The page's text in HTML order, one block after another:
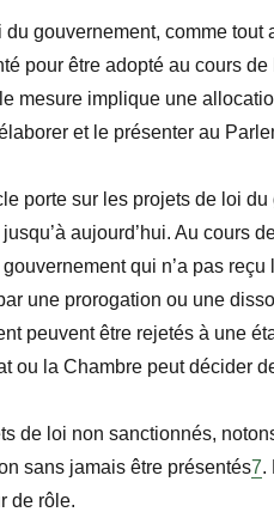
gouvernement, comme tout
pour être adopté au cours
mesure implique une
et le présenter au
porte sur les projets de loi
aujourd’hui. Au cours
qui n’a pas
une prorogation ou une
peuvent être rejetés à une
ou la Chambre peut décider
de loi non sanctionnés,
sans jamais être présentés7.
de rôle.